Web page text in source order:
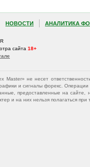
НОВОСТИ АНАЛИТИКА
сайта 18+
Master» не несет
и сигналы форекс.
предоставленные на
и на них нельзя полагаться при